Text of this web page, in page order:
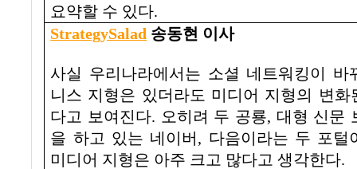
요약할 수 있다.
StrategySalad 송동현 이사
사실 우리나라에서는 소셜 네트워킹이 바
니스 지형은 있더라도 미디어 지형의 변화
다고 보여진다. 오히려 두 공룡, 대형 신문
을 하고 있는 네이버, 다음이라는 두 포털
미디어 지형은 아주 크고 많다고 생각한다.